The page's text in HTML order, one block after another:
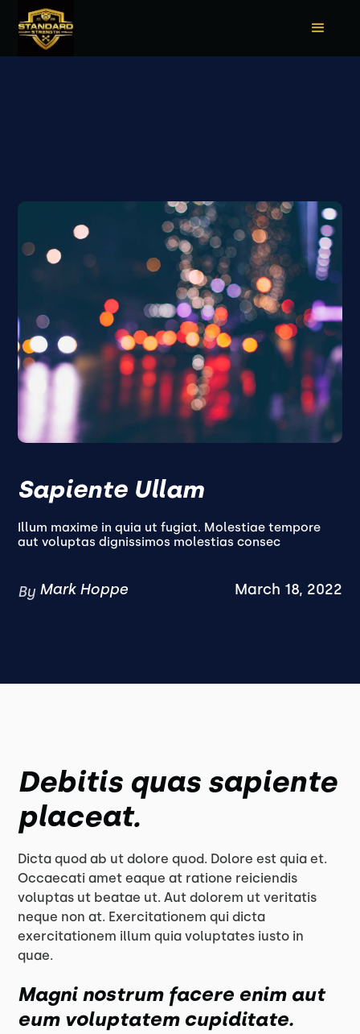
Sapiente Ullam
Illum maxime in quia ut fugiat. Molestiae tempore
aut voluptas dignissimos molestias consec
By Mark Hoppe March 18, 2022
Debitis quas sapiente
placeat.
Dicta quod ab ut dolore quod. Dolore est quia et.
Occaecati amet eaque at ratione reiciendis
voluptas ut beatae ut. Aut dolorem ut veritatis
neque non at. Exercitationem qui dicta
exercitationem illum quia voluptates iusto in
quae.
Magni nostrum facere enim aut
eum voluptatem cupiditate.